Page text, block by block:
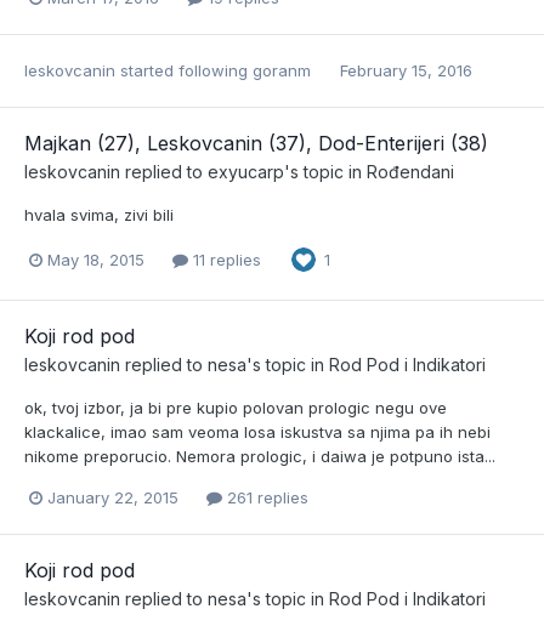
leskovcanin started following goranm February 15, 2016
Majkan (27), Leskovcanin (37), Dod-Enterijeri (38)
leskovcanin replied to exyucarp's topic in Rođendani
hvala svima, zivi bili
May 18, 2015 11 replies 1
Koji rod pod
leskovcanin replied to nesa's topic in Rod Pod i Indikatori
ok, tvoj izbor, ja bi pre kupio polovan prologic negu ove
klackalice, imao sam veoma losa iskustva sa njima pa ih nebi
nikome preporucio. Nemora prologic, i daiwa je potpuno ista...
January 22, 2015 261 replies
Koji rod pod
leskovcanin replied to nesa's topic in Rod Pod i Indikatori